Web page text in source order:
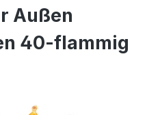
Außen
40-flammig